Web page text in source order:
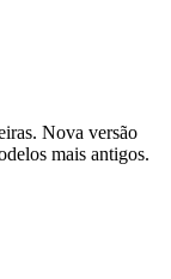
Nova versão
mais antigos.